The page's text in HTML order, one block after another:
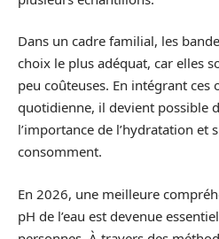
Dans un cadre familial, les
choix le plus adéquat, car elles
peu coûteuses. En intégrant
quotidienne, il devient possible
l’importance de l’hydratation et
consomment.
En 2026, une meilleure
pH de l’eau est devenue